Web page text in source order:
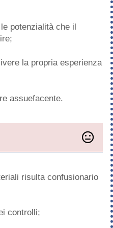
potenzialità che il
la propria esperienza
assuefacente.
risulta confusionario
controlli;